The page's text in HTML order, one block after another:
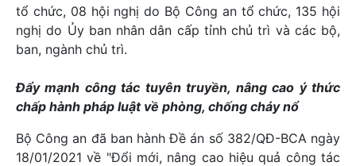
tổ chức, 08 hội nghị do Bộ Công an tổ chức, 135 hội
nghị do Ủy ban nhân dân cấp tỉnh chủ trì và các bộ,
ban, ngành chủ trì.
Đẩy mạnh công tác tuyên truyền, nâng cao ý thức
chấp hành pháp luật về phòng, chống cháy nổ
Bộ Công an đã ban hành Đề án số 382/QĐ-BCA ngày
18/01/2021 về "Đổi mới, nâng cao hiệu quả công tác